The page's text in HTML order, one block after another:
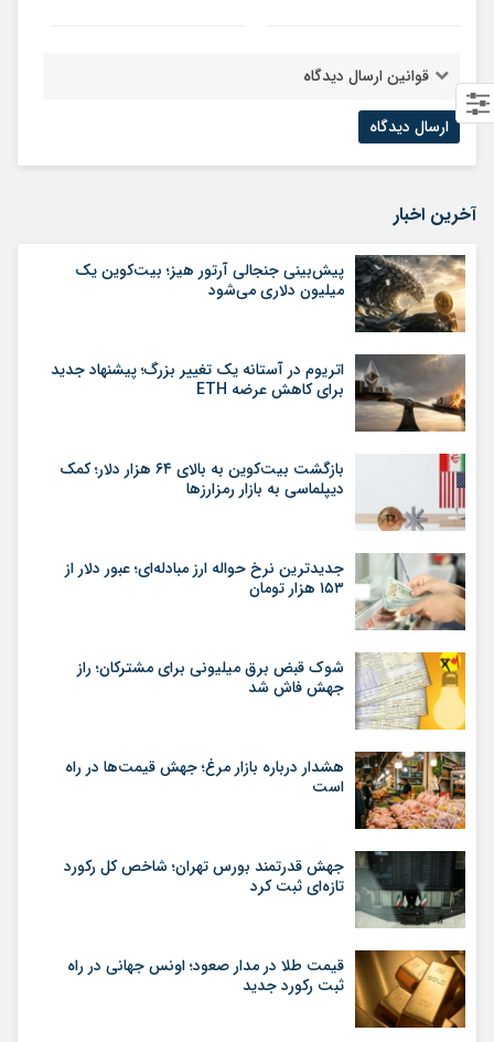
قوانین ارسال دیدگاه
آخرین اخبار
پیش‌بینی جنجالی آرتور هیز؛ بیت‌کوین یک
میلیون دلاری می‌شود
اتریوم در آستانه یک تغییر بزرگ؛ پیشنهاد جدید
برای کاهش عرضه ETH
بازگشت بیت‌کوین به بالای ۶۴ هزار دلار؛ کمک
دیپلماسی به بازار رمزارزها
جدیدترین نرخ حواله ارز مبادله‌ای؛ عبور دلار از
۱۵۳ هزار تومان
شوک قبض برق میلیونی برای مشترکان؛ راز
جهش فاش شد
هشدار درباره بازار مرغ؛ جهش قیمت‌ها در راه
است
جهش قدرتمند بورس تهران؛ شاخص کل رکورد
تازه‌ای ثبت کرد
قیمت طلا در مدار صعود؛ اونس جهانی در راه
ثبت رکورد جدید